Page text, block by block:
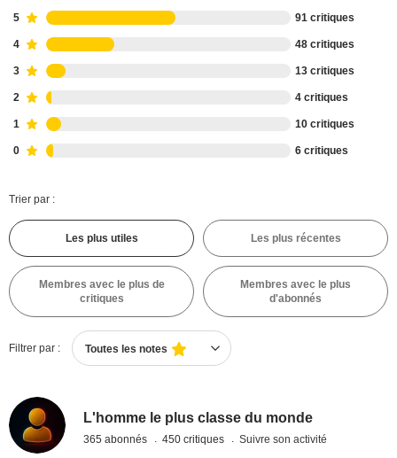
5 91 critiques
4 48 critiques
3 13 critiques
2 4 critiques
1 10 critiques
0 6 critiques
Trier par :
Les plus utiles Les plus récentes
Membres avec le plus de
critiques
Membres avec le plus
d'abonnés
Filtrer par : Toutes les notes
L'homme le plus classe du monde
365 abonnés 450 critiques Suivre son activité